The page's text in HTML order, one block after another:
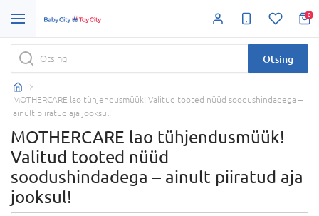
0
Otsing
MOTHERCARE lao tühjendusmüük! Valitud tooted nüüd soodushindadega –
ainult piiratud aja jooksul!
MOTHERCARE lao tühjendusmüük!
Valitud tooted nüüd
soodushindadega – ainult piiratud aja
jooksul!